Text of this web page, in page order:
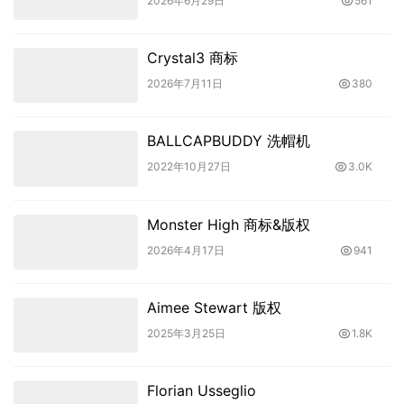
Crystal3 商标
2026年7月11日 380
BALLCAPBUDDY 洗帽机
2022年10月27日 3.0K
Monster High 商标&版权
2026年4月17日 941
Aimee Stewart 版权
2025年3月25日 1.8K
Florian Usseglio